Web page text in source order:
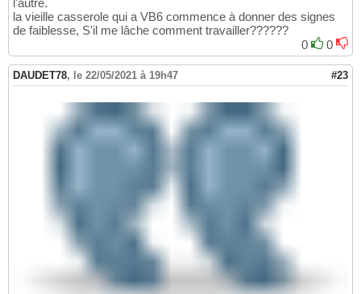
l'autre.
la vieille casserole qui a VB6 commence à donner des signes
de faiblesse, S'il me lâche comment travailler??????
0
0
DAUDET78, le 22/05/2021 à 19h47 #23